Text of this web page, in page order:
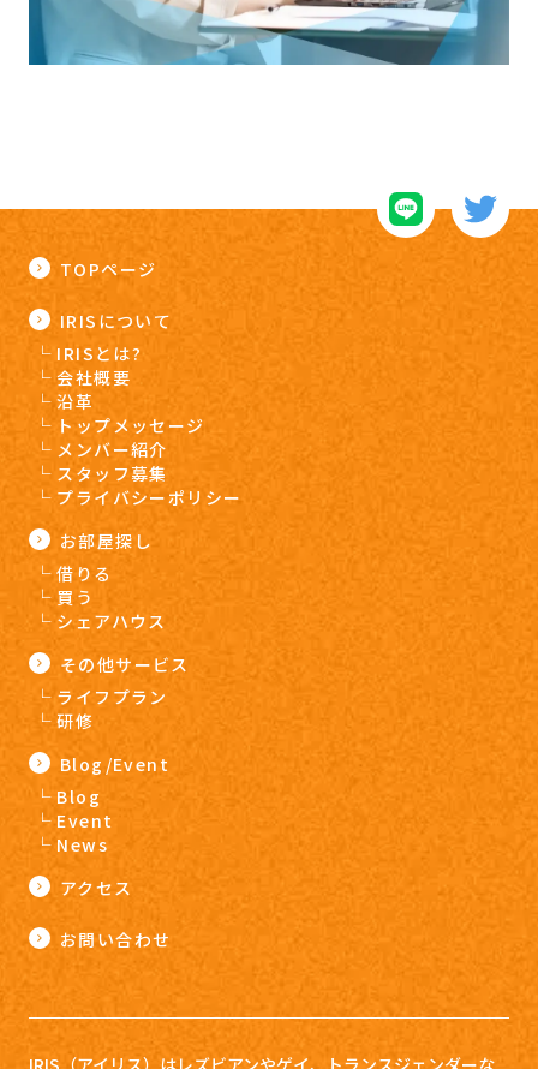
TOPページ
IRISについて
IRISとは?
会社概要
沿革
トップメッセージ
メンバー紹介
スタッフ募集
プライバシーポリシー
お部屋探し
借りる
買う
シェアハウス
その他サービス
ライフプラン
研修
Blog/Event
Blog
Event
News
アクセス
お問い合わせ